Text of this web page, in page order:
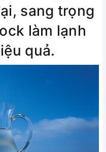
sang trọng
làm lạnh
quả.